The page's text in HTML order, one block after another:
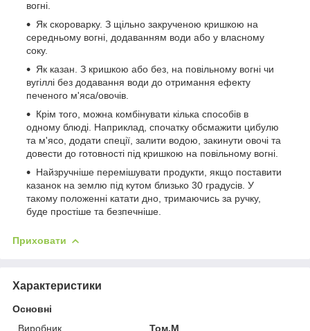
вогні.
Як скороварку. З щільно закрученою кришкою на
середньому вогні, додаванням води або у власному
соку.
Як казан. З кришкою або без, на повільному вогні чи
вугіллі без додавання води до отримання ефекту
печеного м'яса/овочів.
Крім того, можна комбінувати кілька способів в
одному блюді. Наприклад, спочатку обсмажити цибулю
та м'ясо, додати спеції, залити водою, закинути овочі та
довести до готовності під кришкою на повільному вогні.
Найзручніше перемішувати продукти, якщо поставити
казанок на землю під кутом близько 30 градусів. У
такому положенні катати дно, тримаючись за ручку,
буде простіше та безпечніше.
Приховати
Характеристики
Основні
Виробник
Том.М